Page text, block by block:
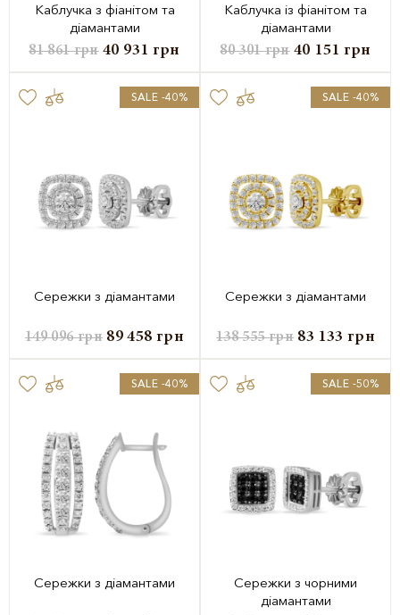
Каблучка з фіанітом та
діамантами
81 861грн 40 931 грн
Каблучка із фіанітом та
діамантами
80 301грн 40 151 грн
SALE -40%
Сережки з діамантами
149 096грн 89 458 грн
SALE -40%
Сережки з діамантами
138 555грн 83 133 грн
SALE -40%
Сережки з діамантами
SALE -50%
Сережки з чорними
діамантами